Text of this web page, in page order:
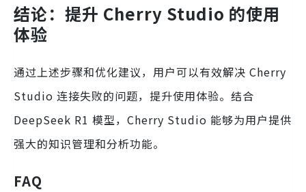
结论：提升 Cherry Studio 的使用
体验
通过上述步骤和优化建议，用户可以有效解决 Cherry
Studio 连接失败的问题，提升使用体验。结合
DeepSeek R1 模型，Cherry Studio 能够为用户提供
强大的知识管理和分析功能。
FAQ